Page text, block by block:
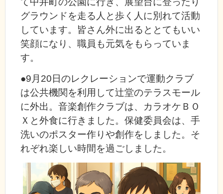
グラウンドを走る人と歩く人に別れて活動
しています。皆さん外に出るととてもいい
笑顔になり、職員も元気をもらっていま
す。
●9月20日のレクレーションで運動クラブ
は公共機関を利用して辻堂のテラスモール
に外出。音楽創作クラブは、カラオケＢＯ
Ｘと外食に行きました。保健委員会は、手
洗いのポスター作りや創作をしました。そ
れぞれ楽しい時間を過ごしました。